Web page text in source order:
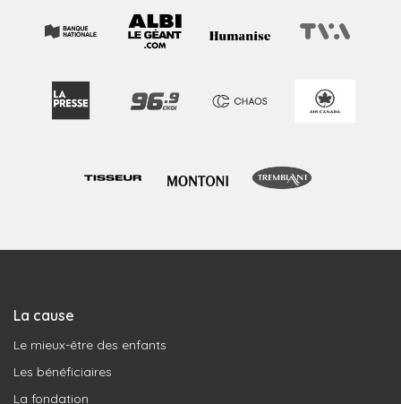
La cause
Le mieux-être des enfants
Les bénéficiaires
La fondation